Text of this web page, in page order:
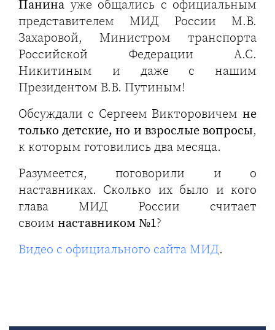
Панинауже общались с официальным
представителем МИД России М.В.
Захаровой, Министром транспорта
Российской Федерации А.С.
Никитиным и даже с нашим
Президентом В.В. Путиным!
Обсуждали с Сергеем Викторовичем не
только детские, но и взрослые вопросы,
к которым готовились два месяца.
Разумеется, поговорили и о
наставниках. Сколько их было и кого
глава МИД России считает
своим наставником №1?
Видео с официального сайта МИД.